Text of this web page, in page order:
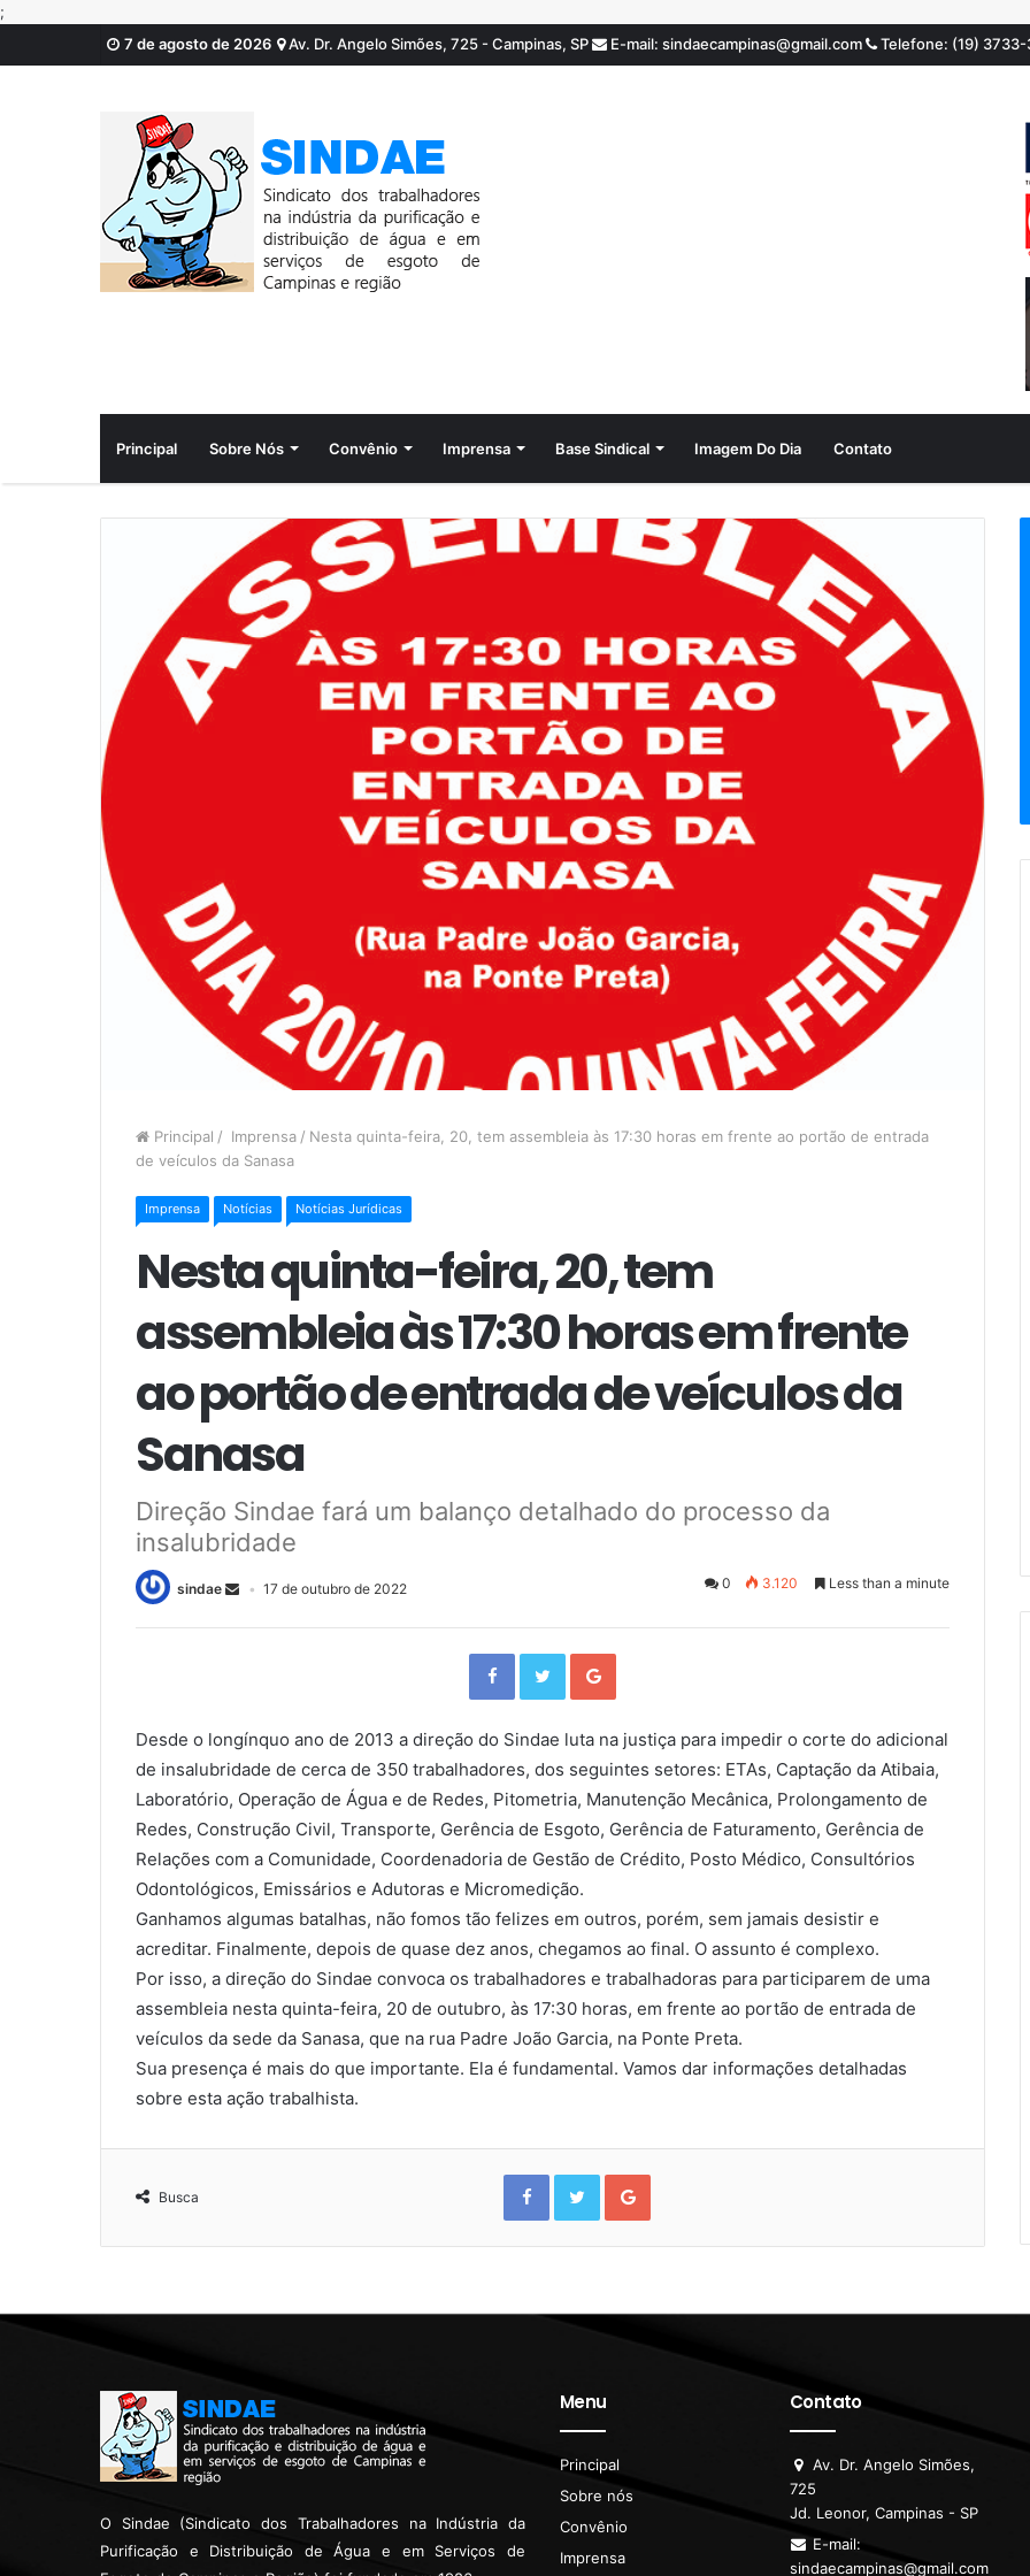
;
7 de agosto de 2026
Av. Dr. Angelo Simões, 725 - Campinas, SP E-mail: sindaecampinas@gmail.com Telefone: (19)
Principal Sobre Nós Convênio Imprensa Base Sindical Imagem Do Dia Contato
Principal / Imprensa / Nesta quinta-feira, 20, tem assembleia às 17:30 horas em frente ao portão de entrada
de veículos da Sanasa
Imprensa Notícias Notícias Jurídicas
Nesta quinta-feira, 20, tem
assembleia às 17:30 horas em frente
ao portão de entrada de veículos da
Sanasa
Direção Sindae fará um balanço detalhado do processo da
insalubridade
sindae 17 de outubro de 2022 0 3.120 Less than a minute
F
e
b
o
k
T
t
t
r +
Desde o longínquo ano de 2013 a direção do Sindae luta na justiça para impedir o corte do adicional
de insalubridade de cerca de 350 trabalhadores, dos seguintes setores: ETAs, Captação da Atibaia,
Laboratório, Operação de Água e de Redes, Pitometria, Manutenção Mecânica, Prolongamento de
Redes, Construção Civil, Transporte, Gerência de Esgoto, Gerência de Faturamento, Gerência de
Relações com a Comunidade, Coordenadoria de Gestão de Crédito, Posto Médico, Consultórios
Odontológicos, Emissários e Adutoras e Micromedição.
Ganhamos algumas batalhas, não fomos tão felizes em outros, porém, sem jamais desistir e
acreditar. Finalmente, depois de quase dez anos, chegamos ao final. O assunto é complexo.
Por isso, a direção do Sindae convoca os trabalhadores e trabalhadoras para participarem de uma
assembleia nesta quinta-feira, 20 de outubro, às 17:30 horas, em frente ao portão de entrada de
veículos da sede da Sanasa, que na rua Padre João Garcia, na Ponte Preta.
Sua presença é mais do que importante. Ela é fundamental. Vamos dar informações detalhadas
sobre esta ação trabalhista.
Busca
F
e
b
o
T
t
t
r +
O Sindae (Sindicato dos Trabalhadores na Indústria da
Purificação e Distribuição de Água e em Serviços de
Menu
Principal
Sobre nós
Convênio
Imprensa
Contato
Av. Dr. Angelo Simões,
725
Jd. Leonor, Campinas - SP
E-mail:
sindaecampinas@gmail.com